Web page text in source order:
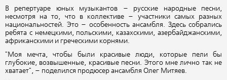
В репертуаре юных музыкантов – русские народные песни,
несмотря на то, что в коллективе – участники самых разных
национальностей. Это – особенность ансамбля. Здесь собрались
ребята с немецкими, польскими, казахскими, азербайджанскими,
африканскими и греческими корнями.
"Моя мечта, чтобы были красивые люди, которые пели бы
глубокие, возвышенные, красивые песни. Этого мне лично так не
хватает", – поделился продюсер ансамбля Олег Митяев.